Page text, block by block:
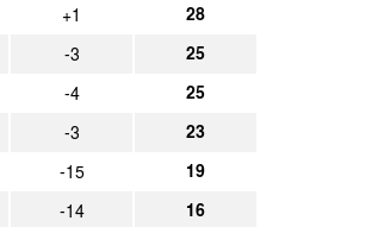
Spielbericht
+1 28
-3 25
-4 25
-3 23
-15 19
-14 16